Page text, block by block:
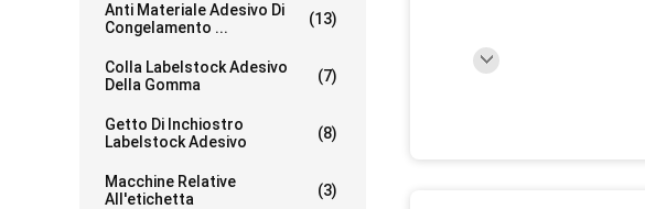
Anti Materiale Adesivo Di
Congelamento ...
(13)
Colla Labelstock Adesivo
Della Gomma
(7)
Getto Di Inchiostro
Labelstock Adesivo
(8)
Macchine Relative
All'etichetta
(3)